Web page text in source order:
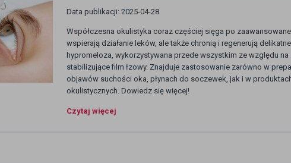
Data publikacji: 2025-04-28
Współczesna okulistyka coraz częściej sięga po
wspierają działanie leków, ale także chronią i regenerują
hypromeloza, wykorzystywana przede wszystkim ze względu
stabilizujące film łzowy. Znajduje zastosowanie zarówno w
objawów suchości oka, płynach do soczewek, jak i w
okulistycznych. Dowiedz się więcej!
Czytaj więcej